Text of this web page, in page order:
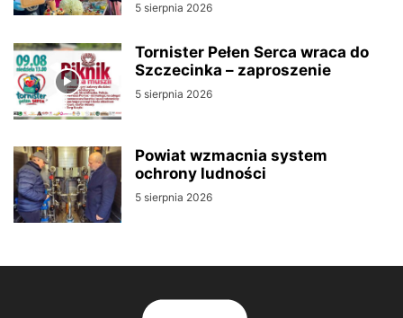
5 sierpnia 2026
Tornister Pełen Serca wraca do
Szczecinka – zaproszenie
5 sierpnia 2026
Powiat wzmacnia system
ochrony ludności
5 sierpnia 2026